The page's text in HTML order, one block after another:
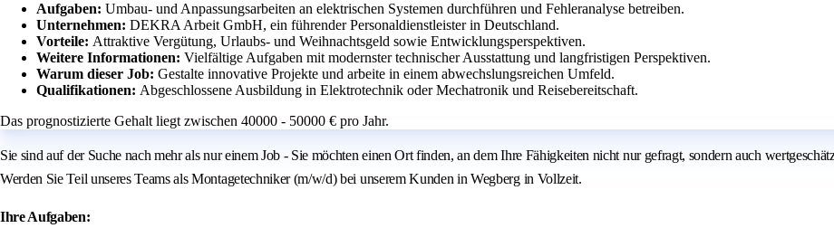
Aufgaben: Umbau- und Anpassungsarbeiten an elektrischen Systemen durchführen und Fehleranalyse betreiben.
Unternehmen: DEKRA Arbeit GmbH, ein führender Personaldienstleister in Deutschland.
Vorteile: Attraktive Vergütung, Urlaubs- und Weihnachtsgeld sowie Entwicklungsperspektiven.
Weitere Informationen: Vielfältige Aufgaben mit modernster technischer Ausstattung und langfristigen Perspektiven.
Warum dieser Job: Gestalte innovative Projekte und arbeite in einem abwechslungsreichen Umfeld.
Qualifikationen: Abgeschlossene Ausbildung in Elektrotechnik oder Mechatronik und Reisebereitschaft.
Das prognostizierte Gehalt liegt zwischen 40000 - 50000 € pro Jahr.
Sie sind auf der Suche nach mehr als nur einem Job - Sie möchten einen Ort finden, an dem Ihre Fähigkeiten nicht nur gefragt, sondern auch
Werden Sie Teil unseres Teams als Montagetechniker (m/w/d) bei unserem Kunden in Wegberg in Vollzeit.
Ihre Aufgaben: